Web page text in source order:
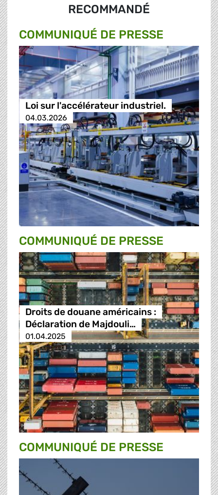
RECOMMANDÉ
COMMUNIQUÉ DE PRESSE
Loi sur l'accélérateur industriel.
04.03.2026
COMMUNIQUÉ DE PRESSE
Droits de douane américains :
Déclaration de Majdouli…
01.04.2025
COMMUNIQUÉ DE PRESSE